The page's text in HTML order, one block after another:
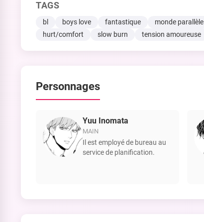
TAGS
bl boys love fantastique monde parallèle
hurt/comfort
slow burn tension amoureuse
Personnages
Yuu Inomata
MAIN
Il est employé de bureau au
service de planification.